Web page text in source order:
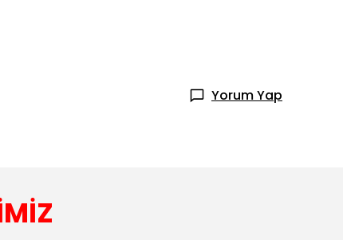
Yorum Yap